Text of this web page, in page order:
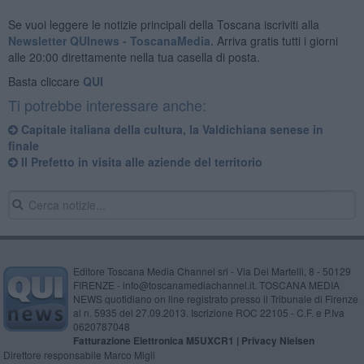
Se vuoi leggere le notizie principali della Toscana iscriviti alla
Newsletter QUInews - ToscanaMedia. Arriva gratis tutti i giorni
alle 20:00 direttamente nella tua casella di posta.
Basta cliccare QUI
Ti potrebbe interessare anche:
Capitale italiana della cultura, la Valdichiana senese in
finale
Il Prefetto in visita alle aziende del territorio
Editore Toscana Media Channel srl - Via Dei Martelli, 8 - 50129
FIRENZE - info@toscanamediachannel.it. TOSCANA MEDIA
NEWS quotidiano on line registrato presso il Tribunale di Firenze
al n. 5935 del 27.09.2013. Iscrizione ROC 22105 - C.F. e P.Iva
0620787048
Fatturazione Elettronica M5UXCR1 | Privacy Nielsen
Direttore responsabile Marco Migli